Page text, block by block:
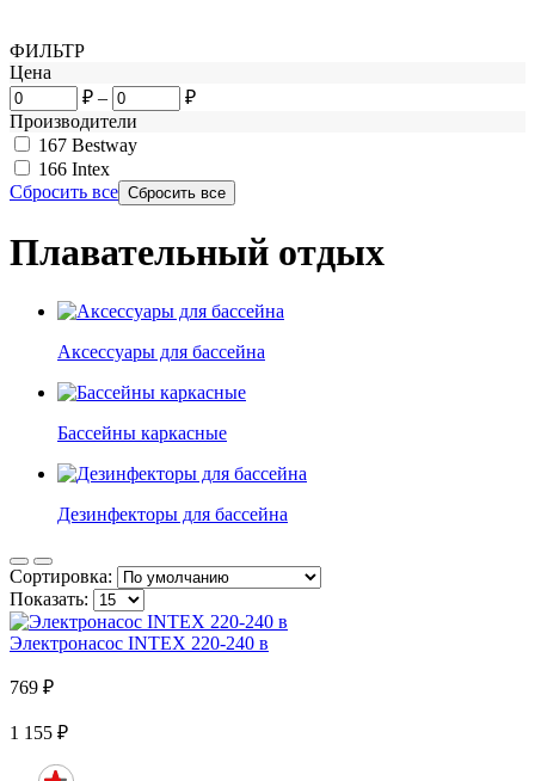
ФИЛЬТР
Цена
₽ –
₽
Производители
167 Bestway
166 Intex
Сбросить все
Плавательный отдых
Аксессуары для бассейна
Бассейны каркасные
Дезинфекторы для бассейна
Сортировка:
Показать:
Электронасос INTEX 220-240 в
769 ₽
1 155 ₽